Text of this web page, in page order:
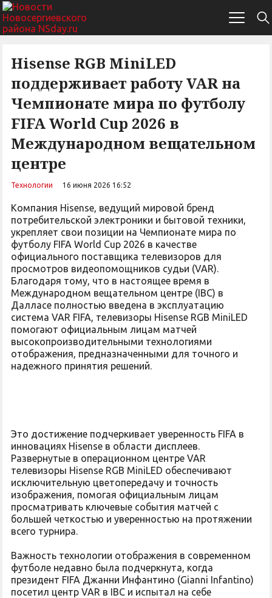
Hisense RGB MiniLED
поддерживает работу VAR на
Чемпионате мира по футболу
FIFA World Cup 2026 в
Международном вещательном
центре
Технологии 16 июня 2026 16:52
Компания Hisense, ведущий мировой бренд
потребительской электроники и бытовой техники,
укрепляет свои позиции на Чемпионате мира по
футболу FIFA World Cup 2026 в качестве
официального поставщика телевизоров для
просмотров видеопомощников судьи (VAR).
Благодаря тому, что в настоящее время в
Международном вещательном центре (IBC) в
Далласе полностью введена в эксплуатацию
система VAR FIFA, телевизоры Hisense RGB MiniLED
помогают официальным лицам матчей
высокопроизводительными технологиями
отображения, предназначенными для точного и
надежного принятия решений.
Это достижение подчеркивает уверенность FIFA в
инновациях Hisense в области дисплеев.
Развернутые в операционном центре VAR
телевизоры Hisense RGB MiniLED обеспечивают
исключительную цветопередачу и точность
изображения, помогая официальным лицам
просматривать ключевые события матчей с
большей четкостью и уверенностью на протяжении
всего турнира.
Важность технологии отображения в современном
футболе недавно была подчеркнута, когда
президент FIFA Джанни Инфантино (Gianni Infantino)
посетил центр VAR в IBC и испытал на себе